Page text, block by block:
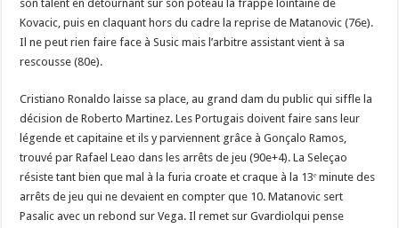
son talent en détournant sur son poteau la frappe lointaine de
Kovacic, puis en claquant hors du cadre la reprise de Matanovic (76e).
Il ne peut rien faire face à Susic mais l’arbitre assistant vient à sa
rescousse (80e).
Cristiano Ronaldo laisse sa place, au grand dam du public qui siffle la
décision de Roberto Martinez. Les Portugais doivent faire sans leur
légende et capitaine et ils y parviennent grâce à Gonçalo Ramos,
trouvé par Rafael Leao dans les arrêts de jeu (90e+4). La Seleçao
résiste tant bien que mal à la furia croate et craque à la 13ᵉ minute des
arrêts de jeu qui ne devaient en compter que 10. Matanovic sert
Pasalic avec un rebond sur Vega. Il remet sur Gvardiolqui pense